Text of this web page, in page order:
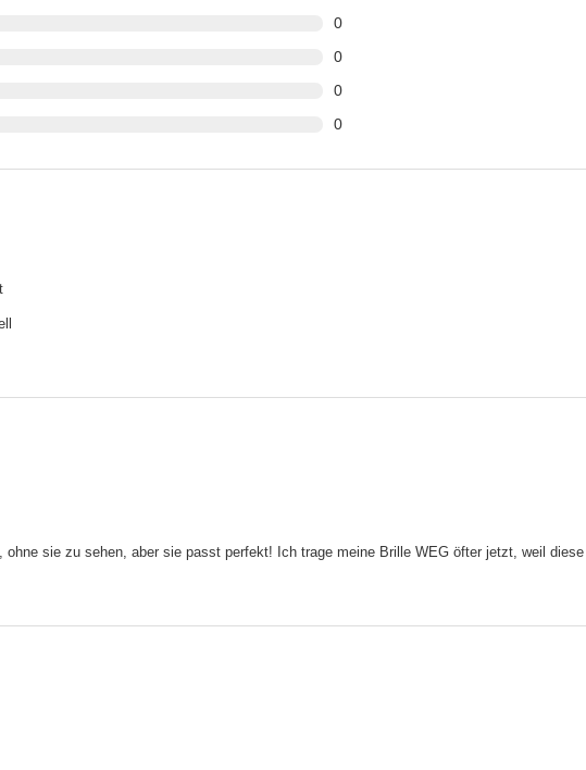
0
0
0
0
sie zu sehen, aber sie passt perfekt! Ich trage meine Brille WEG öfter jetzt, weil